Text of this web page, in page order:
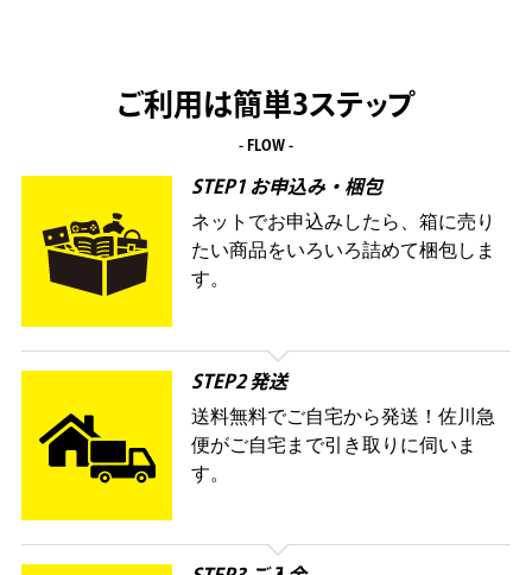
ご利用は簡単3ステップ
- FLOW -
STEP1 お申込み・梱包
ネットでお申込みしたら、箱に売り
たい商品をいろいろ詰めて梱包しま
す。
STEP2 発送
送料無料でご自宅から発送！佐川急
便がご自宅まで引き取りに伺いま
す。